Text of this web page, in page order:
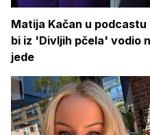
Matija Kačan u
bi iz 'Divljih pčela' vodio
jede